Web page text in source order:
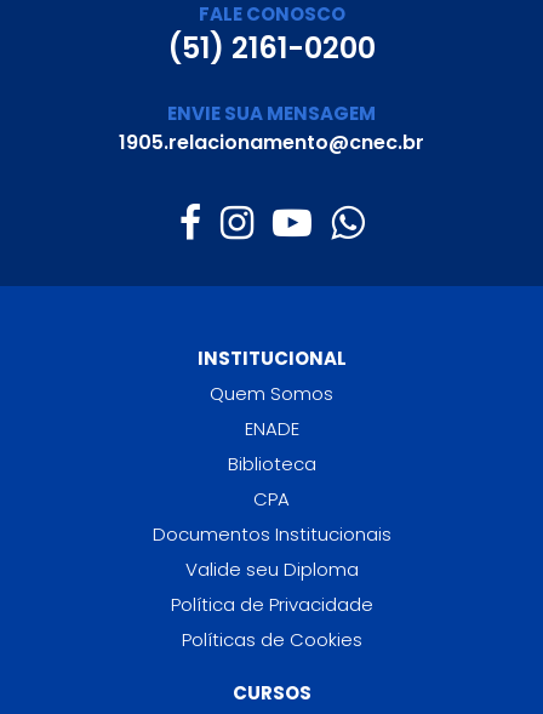
FALE CONOSCO
(51) 2161-0200
ENVIE SUA MENSAGEM
1905.relacionamento@cnec.br
INSTITUCIONAL
Quem Somos
ENADE
Biblioteca
CPA
Documentos Institucionais
Valide seu Diploma
Política de Privacidade
Políticas de Cookies
CURSOS